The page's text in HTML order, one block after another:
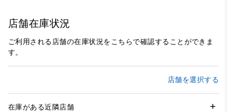
店舗在庫状況
ご利用される店舗の在庫状況をこちらで確認することができま
す。
店舗を選択する
在庫がある近隣店舗